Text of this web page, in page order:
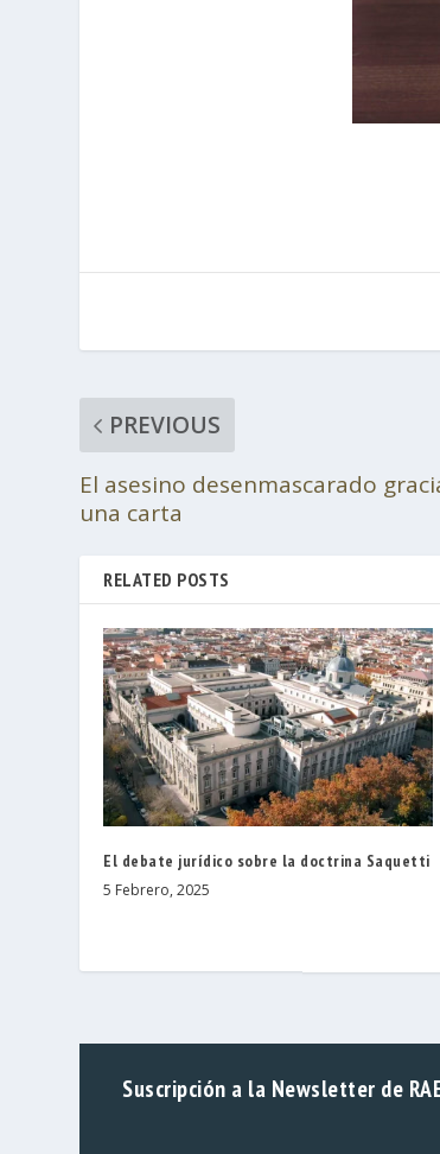
PREVIOUS
El asesino desenmascarado
una carta
RELATED POSTS
El debate jurídico sobre la doctrina Saquetti
5 Febrero, 2025
Suscripción a la Newsletter de